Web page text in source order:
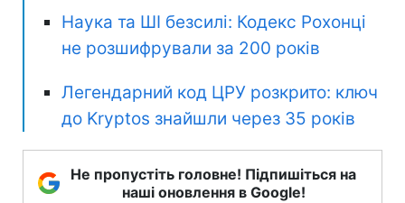
Наука та ШІ безсилі: Кодекс Рохонці
не розшифрували за 200 років
Легендарний код ЦРУ розкрито: ключ
до Kryptos знайшли через 35 років
Не пропустіть головне! Підпишіться на
наші оновлення в Google!